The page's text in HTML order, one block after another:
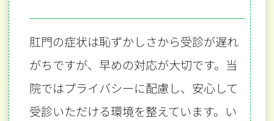
肛門の症状は恥ずかしさから受診が遅れ
がちですが、早めの対応が大切です。当
院ではプライバシーに配慮し、安心して
受診いただける環境を整えています。い